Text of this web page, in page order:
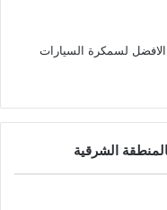
لسمكرة السيارات
الشرقية